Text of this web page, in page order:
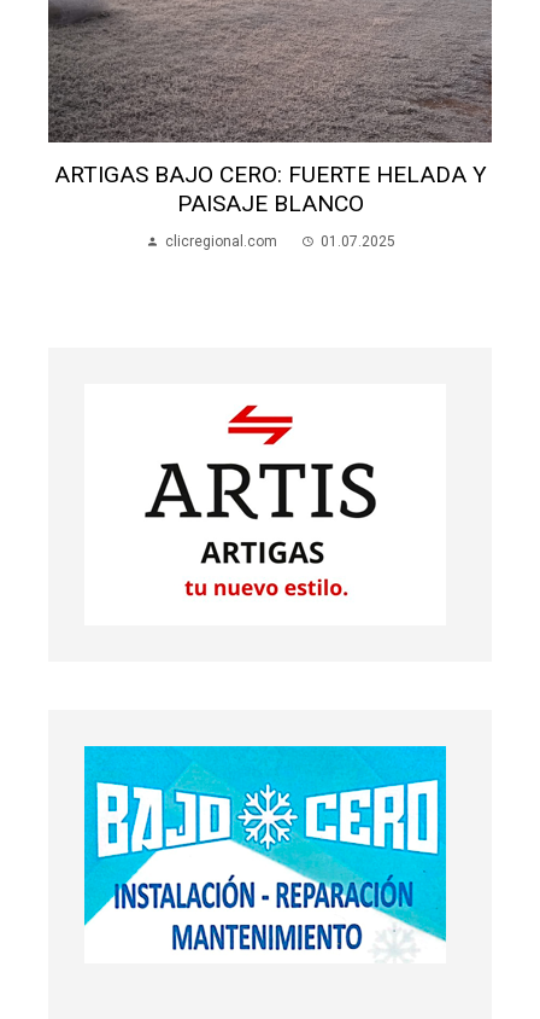
ARTIGAS BAJO CERO: FUERTE HELADA Y
PAISAJE BLANCO
clicregional.com 01.07.2025